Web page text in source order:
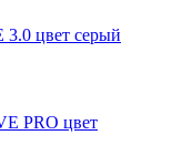
цвет серый
PRO цвет